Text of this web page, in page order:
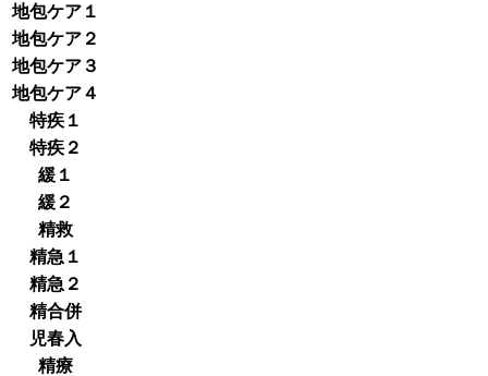
地包ケア１
地包ケア２
地包ケア３
地包ケア４
特疾１
特疾２
緩１
緩２
精救
精急１
精急２
精合併
児春入
精療